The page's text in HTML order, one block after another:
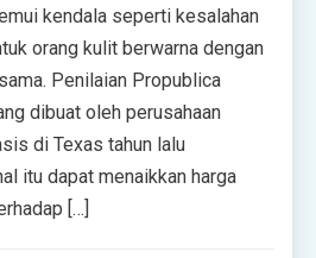
kendala seperti kesalahan
orang kulit berwarna dengan
Penilaian Propublica
dibuat oleh perusahaan
di Texas tahun lalu
itu dapat menaikkan harga
[…]